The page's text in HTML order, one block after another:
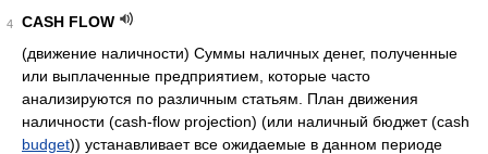
4
CASH FLOW
(движение наличности) Суммы наличных денег, полученные
или выплаченные предприятием, которые часто
анализируются по различным статьям. План движения
наличности (cash-flow projection) (или наличный бюджет (cash
budget)) устанавливает все ожидаемые в данном периоде